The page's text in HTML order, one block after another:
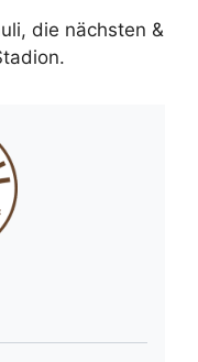
die nächsten &